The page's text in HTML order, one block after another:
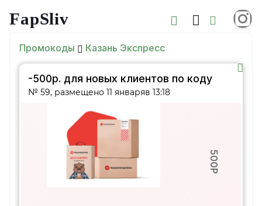
FapSliv
Промокоды Казань Экспресс
-500р. для новых клиентов по коду
№ 59, размещено 11 январяв 13:18
500Р